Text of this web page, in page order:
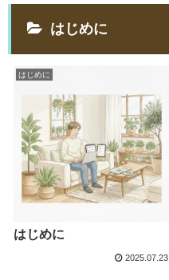
はじめに
はじめに
はじめに
2025.07.23